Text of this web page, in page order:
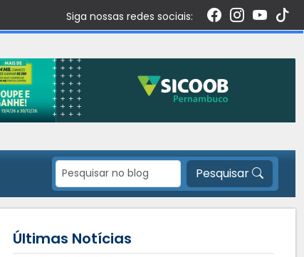
Siga nossas redes sociais:
Pesquisar
Últimas Notícias